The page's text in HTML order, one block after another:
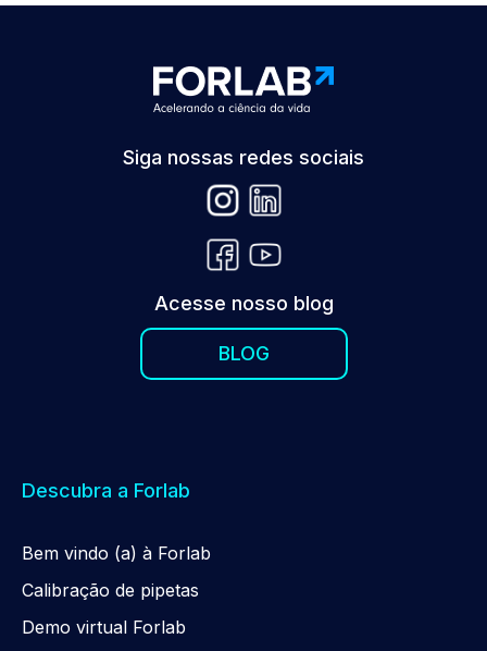
Siga nossas redes sociais
Acesse nosso blog
BLOG
Descubra a Forlab
Bem vindo (a) à Forlab
Calibração de pipetas
Demo virtual Forlab